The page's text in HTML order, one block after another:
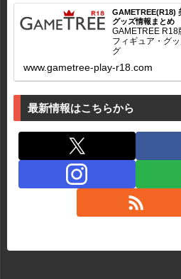
GAMETREE(R18)
グッズ情報まとめ
GAMETREE R18
フィギュア・グ
グ
www.gametree-play-r18.com
最新情報はこちらから